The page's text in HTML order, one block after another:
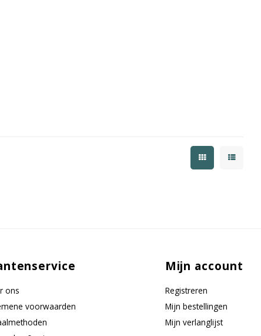
ons
voorwaarden
Mijn account
Registreren
Mijn bestellingen
Mijn verlanglijst